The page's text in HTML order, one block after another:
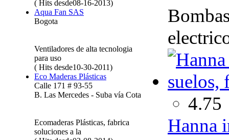
( Hits desde08-16-2013)
Aqua Fan SAS
Bogota
Ventiladores de alta tecnologia
para uso
( Hits desde10-30-2011)
Eco Maderas Plásticas
Calle 171 # 93-55
B. Las Mercedes - Suba vía Cota
Ecomaderas Plásticas, fabrica
soluciones a la
4.75
Hanna